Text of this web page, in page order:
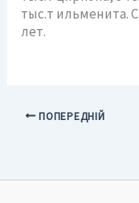
тыс.т ильменита.
лет.
ПОПЕРЕДНІЙ